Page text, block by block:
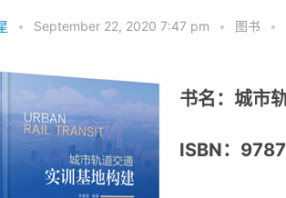
• September 22, 2020 7:47 pm • 图书 •
书名：城市
ISBN：